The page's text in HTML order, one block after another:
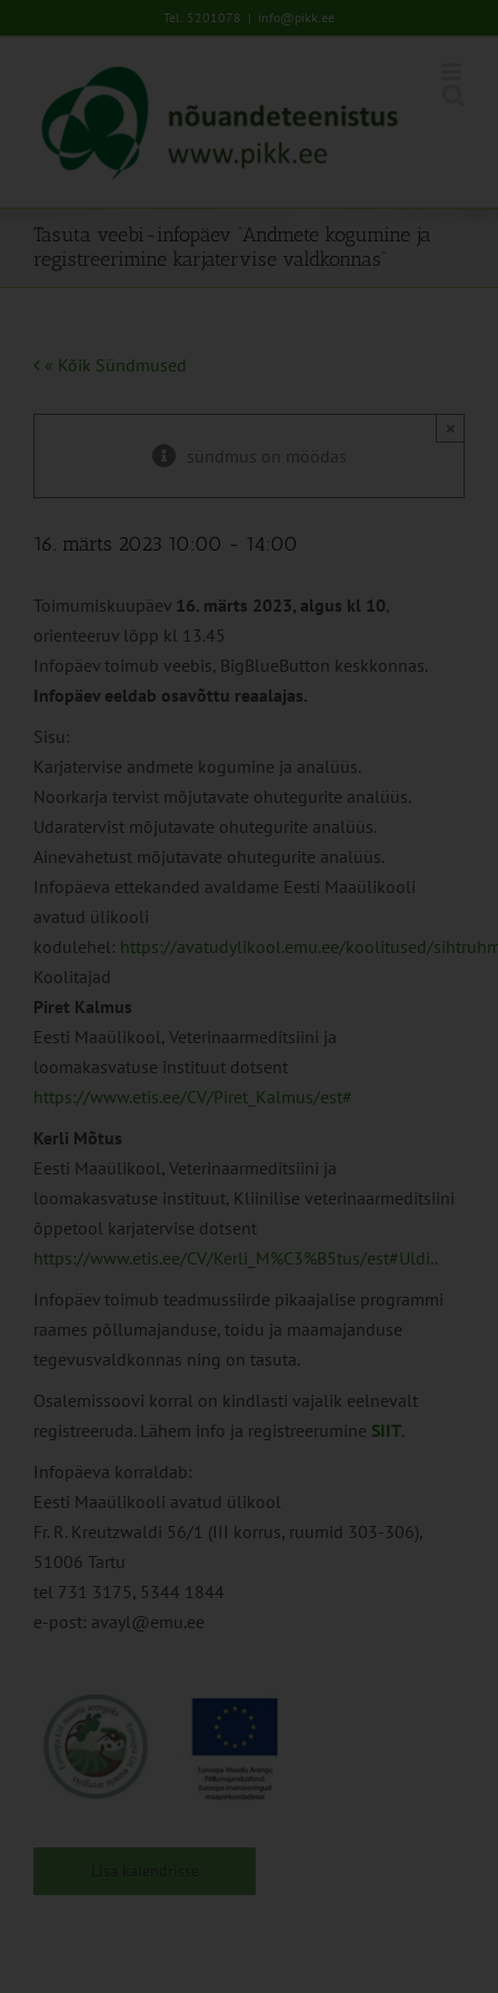
to
Tel: 5201078 | info@pikk.ee
Tasuta veebi-infopäev “Andmete kogumine ja
registreerimine karjatervise valdkonnas”
« Kõik Sündmused
sündmus on möödas
×
16. märts 2023 10:00 - 14:00
Toimumiskuupäev 16. märts 2023, algus kl 10,
orienteeruv lõpp kl 13.45
Infopäev toimub veebis, BigBlueButton keskkonnas.
Infopäev eeldab osavõttu reaalajas.
Sisu:
Karjatervise andmete kogumine ja analüüs.
Noorkarja tervist mõjutavate ohutegurite analüüs.
Udaratervist mõjutavate ohutegurite analüüs.
Ainevahetust mõjutavate ohutegurite analüüs.
Infopäeva ettekanded avaldame Eesti Maaülikooli
avatud ülikooli
kodulehel: https://avatudylikool.emu.ee/koolitused/
Koolitajad
Piret Kalmus
Eesti Maaülikool, Veterinaarmeditsiini ja
loomakasvatuse instituut dotsent
https://www.etis.ee/CV/Piret_Kalmus/est#
Kerli Mõtus
Eesti Maaülikool, Veterinaarmeditsiini ja
loomakasvatuse instituut, Kliinilise veterinaarmeditsiini
õppetool karjatervise dotsent
https://www.etis.ee/CV/Kerli_M%C3%B5tus/est#Uldi..
Infopäev toimub teadmussiirde pikaajalise programmi
raames põllumajanduse, toidu ja maamajanduse
tegevusvaldkonnas ning on tasuta.
Osalemissoovi korral on kindlasti vajalik eelnevalt
registreeruda. Lähem info ja registreerumine SIIT.
Infopäeva korraldab:
Eesti Maaülikooli avatud ülikool
Fr. R. Kreutzwaldi 56/1 (III korrus, ruumid 303-306),
51006 Tartu
tel 731 3175, 5344 1844
e-post: avayl@emu.ee